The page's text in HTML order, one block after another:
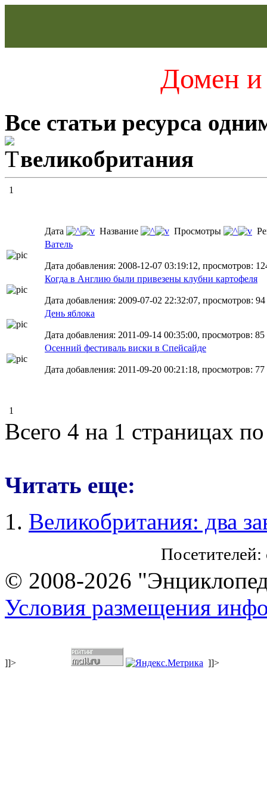
Домен и
Все статьи ресурса
великобритания
1
Дата Название Просмотры
Ватель
Дата добавления: 2008-12-07 03:19:12, просмотров:
Когда в Англию были привезены клубни картофеля
Дата добавления: 2009-07-02 22:32:07, просмотров: 94
День яблока
Дата добавления: 2011-09-14 00:35:00, просмотров: 85
Осенний фестиваль виски в Спейсайде
Дата добавления: 2011-09-20 00:21:18, просмотров: 77
1
Всего 4 на 1 страницах
Читать еще:
Великобритания: два
Посетителей:
© 2008-2026
Условия размещения
]]> ]]>